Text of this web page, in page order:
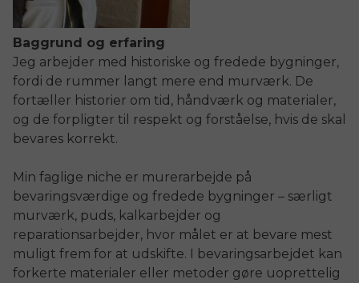
Baggrund og erfaring
Jeg arbejder med historiske og fredede bygninger,
fordi de rummer langt mere end murværk. De
fortæller historier om tid, håndværk og materialer,
og de forpligter til respekt og forståelse, hvis de skal
bevares korrekt.
Min faglige niche er murerarbejde på
bevaringsværdige og fredede bygninger – særligt
murværk, puds, kalkarbejder og
reparationsarbejder, hvor målet er at bevare mest
muligt frem for at udskifte. I bevaringsarbejdet kan
forkerte materialer eller metoder gøre uoprettelig